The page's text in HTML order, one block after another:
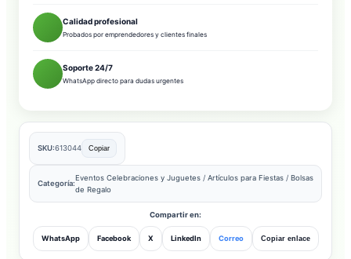
Calidad profesional
Probados por emprendedores y clientes finales
Soporte 24/7
WhatsApp directo para dudas urgentes
SKU:613044 Copiar
Categoría:
Eventos Celebraciones y Juguetes / Artículos para Fiestas / Bolsas
de Regalo
Compartir en:
WhatsApp Facebook X LinkedIn Correo Copiar enlace